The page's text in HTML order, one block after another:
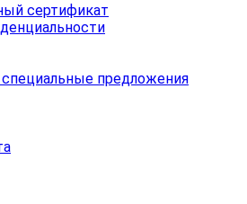
сертификат
предложения